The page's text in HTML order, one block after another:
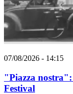
07/08/2026 - 14:15
"Piazza nostra":
Festival